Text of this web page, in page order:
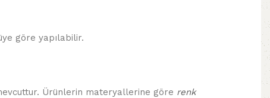
göre yapılabilir.
Ürünlerin materyallerine göre renk